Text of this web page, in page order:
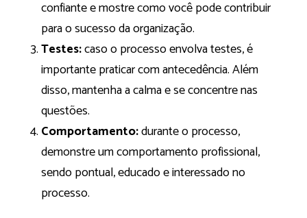
confiante e mostre como você pode contribuir
para o sucesso da organização.
Testes:caso o processo envolva testes, é
importante praticar com antecedência. Além
disso, mantenha a calma e se concentre nas
questões.
Comportamento:durante o processo,
demonstre um comportamento profissional,
sendo pontual, educado e interessado no
processo.